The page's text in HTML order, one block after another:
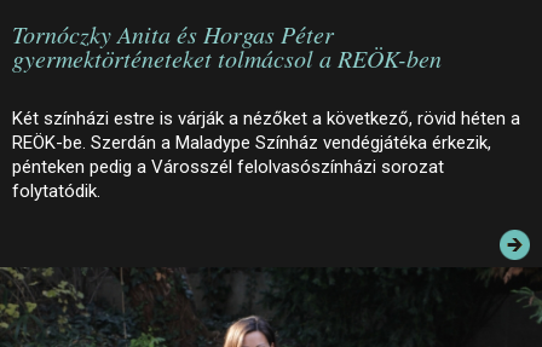
KIÁLLÍTÁSOK
INFORMÁCIÓK
ELÉRHETŐSÉG
PALOTASÉTÁK ÉS VEZETÉSEK
Tornóczky Anita és Horgas Péter
gyermektörténeteket tolmácsol a REÖK-ben
Két színházi estre is várják a nézőket a következő, rövid héten a
REÖK-be. Szerdán a Maladype Színház vendégjátéka érkezik,
pénteken pedig a Városszél felolvasószínházi sorozat
folytatódik.